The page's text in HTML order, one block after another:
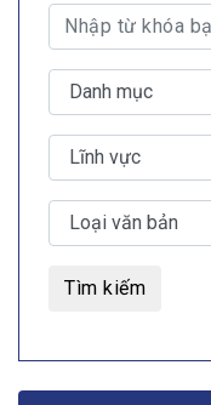
Tìm kiếm